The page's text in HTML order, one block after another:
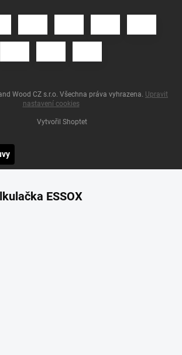
Vytvořil Shoptet
Wood CZ s.r.o . Všechna práva vyhrazena. Upravit
nastavení cookies
ESSOX